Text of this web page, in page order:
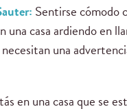
Sentirse cómodo
una casa ardiendo en
una
en una casa que se